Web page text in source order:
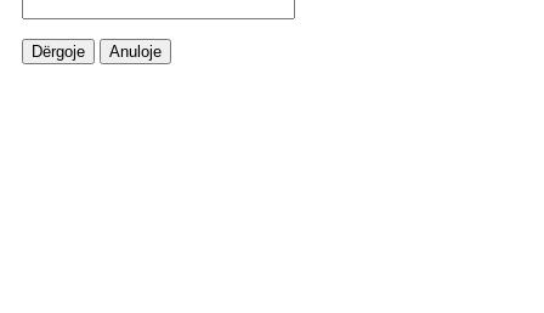
Dërgoje Anuloje